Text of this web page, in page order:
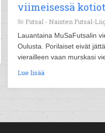
viimeisessä
Futsal - Naisten Futsal-
Lauantaina MuSaFutsalin
Oulusta. Porilaiset eivät
vierailleen vaan murskasi
Lue lisää